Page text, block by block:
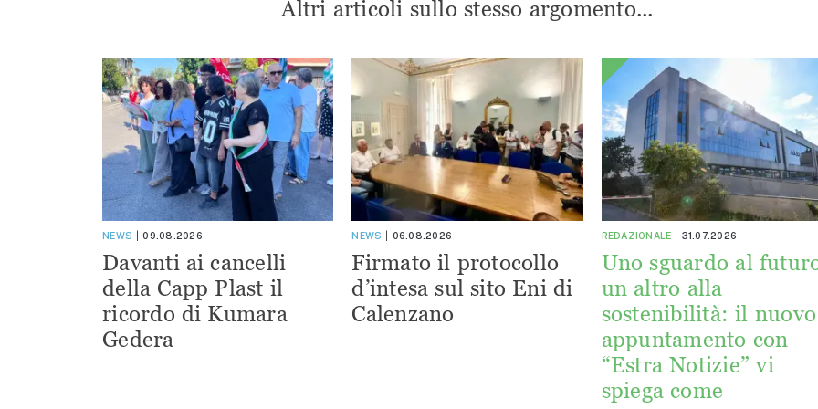
Altri articoli sullo stesso argomento...
NEWS 09.08.2026
Davanti ai cancelli
della Capp Plast il
ricordo di Kumara
Gedera
NEWS 06.08.2026
Firmato il protocollo
d’intesa sul sito Eni di
Calenzano
REDAZIONALE 31.07.2026
Uno sguardo al
un altro alla
sostenibilità: il nuovo
appuntamento con
“Estra Notizie” vi
spiega come